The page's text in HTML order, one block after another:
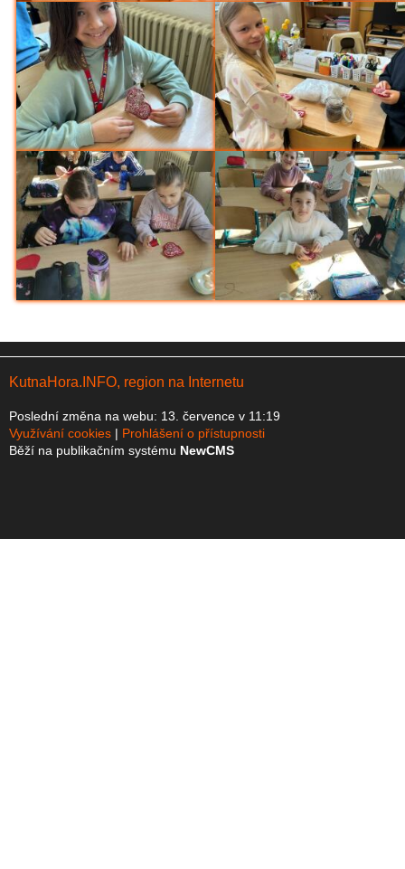
KutnaHora.INFO, region na Internetu
Poslední změna na webu: 13. července v 11:19
Využívání cookies
Prohlášení o přístupnosti
Běží na publikačním systému NewCMS